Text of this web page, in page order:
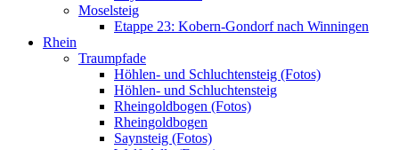
Moselsteig
Etappe 23: Kobern-Gondorf nach Winningen
Rhein
Traumpfade
Höhlen- und Schluchtensteig (Fotos)
Höhlen- und Schluchtensteig
Rheingoldbogen (Fotos)
Rheingoldbogen
Saynsteig (Fotos)